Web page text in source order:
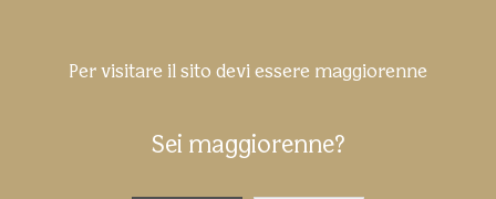
Per visitare il sito devi essere maggiorenne
Sei maggiorenne?